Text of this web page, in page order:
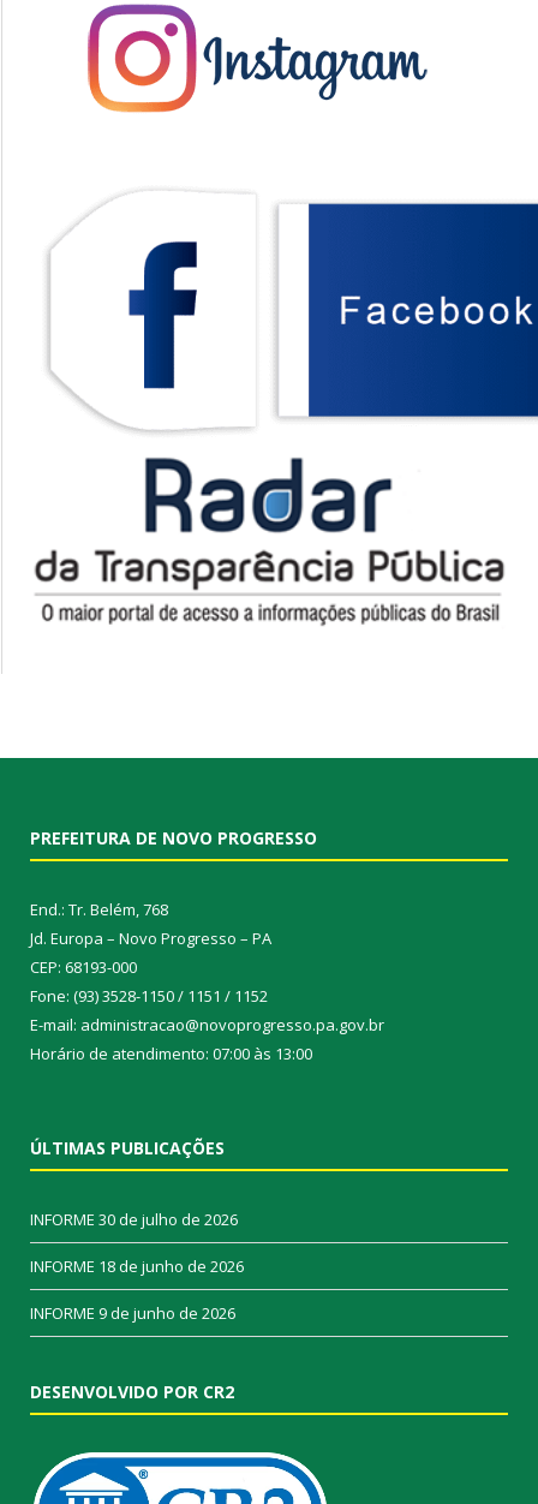
PREFEITURA DE NOVO PROGRESSO
End.: Tr. Belém, 768
Jd. Europa – Novo Progresso – PA
CEP: 68193-000
Fone: (93) 3528-1150 / 1151 / 1152
E-mail: administracao@novoprogresso.pa.gov.br
Horário de atendimento: 07:00 às 13:00
ÚLTIMAS PUBLICAÇÕES
INFORME 30 de julho de 2026
INFORME 18 de junho de 2026
INFORME 9 de junho de 2026
DESENVOLVIDO POR CR2